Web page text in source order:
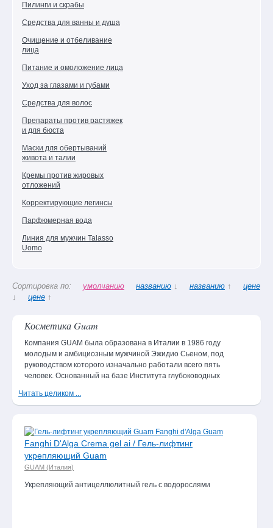
волос
Декоративная
косметика
Уход
мужчин
парафинотерапия
Ароматерапия
Косметика
наборы
сертификаты
Детская
гамма
Товар
Creme au Collagen /
Крем-маска с
1 980 руб.
1 700 руб.
Все товары дня
Пилинги и скрабы
Средства для ванны и душа
Очищение и отбеливание
лица
Питание и омоложение лица
Уход за глазами и губами
Средства для волос
Препараты против растяжек
и для бюста
Маски для обертываний
живота и талии
Кремы против жировых
отложений
Корректирующие легинсы
Парфюмерная вода
Линия для мужчин Talasso
Uomo
Сортировка по: умолчанию названию ↓ названию ↑
цене
↓
цене ↑
Косметика Guam
Компания GUAM была образована в Италии в 1986 году
молодым и амбициозным мужчиной Эжидио Сьеном, под
руководством которого изначально работали всего пять
человек. Основанный на базе Института глубоководных
пределы своей родины и стал продаваться по всему миру.
Читать целиком ...
Fаnghi D'Alga Crema gel ai / Гель-лифтинг
укрепляющий Guam
GUAM (Италия)
Укрепляющий антицеллюлитный гель с водорослями